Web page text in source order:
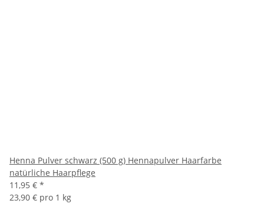
Henna Pulver schwarz (500 g) Hennapulver Haarfarbe
natürliche Haarpflege
11,95 € *
23,90 € pro 1 kg